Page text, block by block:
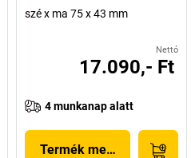
szé x ma 75 x 43 mm
Nettó
17.090,- Ft
4 munkanap alatt
Termék megjelenítése